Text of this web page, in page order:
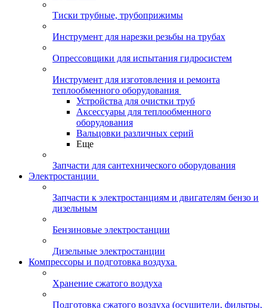
Тиски трубные, трубоприжимы
Инструмент для нарезки резьбы на трубах
Опрессовщики для испытания гидросистем
Инструмент для изготовления и ремонта
теплообменного оборудования
Устройства для очистки труб
Аксессуары для теплообменного
оборудования
Вальцовки различных серий
Еще
Запчасти для сантехнического оборудования
Электростанции
Запчасти к электростанциям и двигателям бензо и
дизельным
Бензиновые электростанции
Дизельные электростанции
Компрессоры и подготовка воздуха
Хранение сжатого воздуха
Подготовка сжатого воздуха (осушители, фильтры,